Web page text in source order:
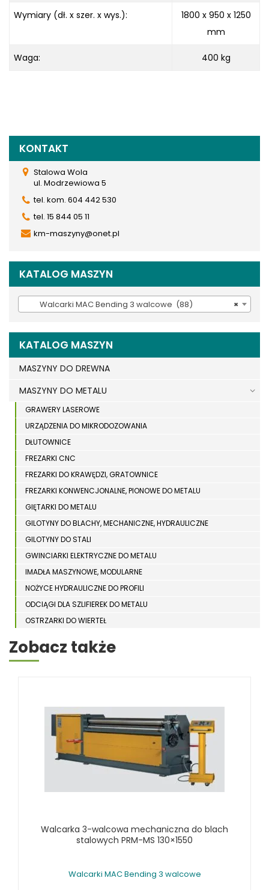
Wymiary (dł. x szer. x wys.): 1800 x 950 x 1250
mm
Waga: 400 kg
KONTAKT
Stalowa Wola
ul. Modrzewiowa 5
tel. kom. 604 442 530
tel. 15 844 05 11
km-maszyny@onet.pl
KATALOG MASZYN
×
Walcarki MAC Bending 3 walcowe (88)
KATALOG MASZYN
MASZYNY DO DREWNA
MASZYNY DO METALU
GRAWERY LASEROWE
URZĄDZENIA DO MIKRODOZOWANIA
DŁUTOWNICE
FREZARKI CNC
FREZARKI DO KRAWĘDZI, GRATOWNICE
FREZARKI KONWENCJONALNE, PIONOWE DO METALU
GIĘTARKI DO METALU
GILOTYNY DO BLACHY, MECHANICZNE, HYDRAULICZNE
GILOTYNY DO STALI
GWINCIARKI ELEKTRYCZNE DO METALU
IMADŁA MASZYNOWE, MODULARNE
NOŻYCE HYDRAULICZNE DO PROFILI
ODCIĄGI DLA SZLIFIEREK DO METALU
OSTRZARKI DO WIERTEŁ
PIŁY TAŚMOWE DO METALU
STOJAKI
STOŁY ROLKOWE
SZLIFIERKI DO METALU, PŁASZCZYZN
WALCARKI DO BLACHY MAC BENDING
WALCARKI DO BLACHY METALLKRAFT
WIERTARKI MAGNETYCZNE
Zobacz także
Walcarka 3-walcowa mechaniczna do blach
stalowych PRM-MS 130×1550
Walcarki MAC Bending 3 walcowe